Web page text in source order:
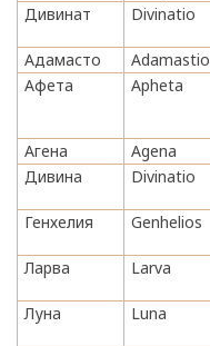
Дивинат
Divinatio
Адамасто
Adamastio
Афета
Apheta
Агена
Agena
Дивина
Divinatio
Генхелия
Genhelios
Ларва
Larva
Луна
Luna